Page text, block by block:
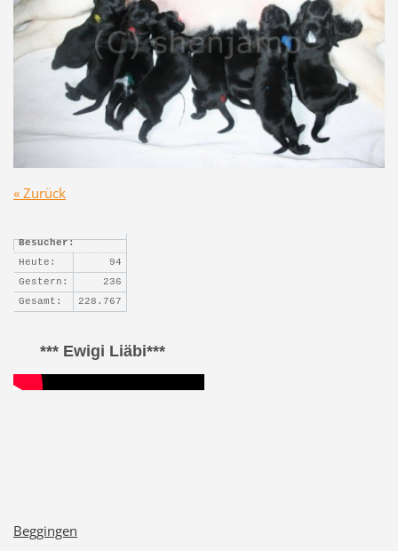
« Zurück
Besucher:
Heute:
94
Gestern:
236
Gesamt:
228.767
*** Ewigi Liäbi***
Beggingen